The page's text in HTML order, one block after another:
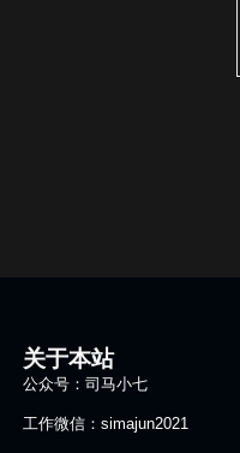
关于本站
公众号：司马小七
工作微信：simajun2021